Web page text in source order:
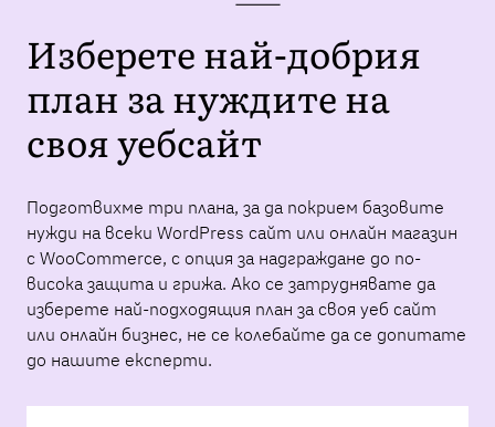
Изберете най-добрия
план за нуждите на
своя уебсайт
Подготвихме три плана, за да покрием базовите
нужди на всеки WordPress сайт или онлайн магазин
с WooCommerce, с опция за надграждане до по-
висока защита и грижа. Ако се затруднявате да
изберете най-подходящия план за своя уеб сайт
или онлайн бизнес, не се колебайте да се допитате
до нашите експерти.